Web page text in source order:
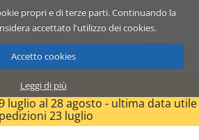
propri e di terze parti. Continuando la
accettato l'utilizzo dei cookies.
Accetto cookies
Leggi di più
Carrello ITA
luglio al 28 agosto - ultima data utile
23 luglio